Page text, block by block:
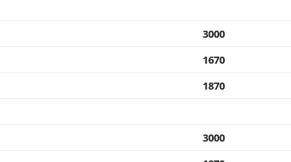
3000
1670
1870
3000